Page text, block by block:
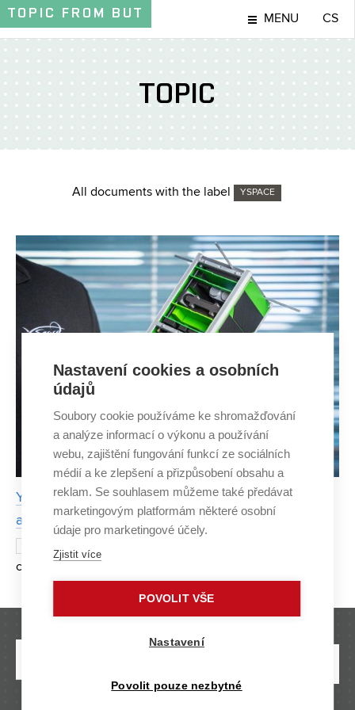
TOPIC FROM BUT MENU CS
TOPIC
All documents with the label YSPACE
YSpace succeeds in prestigious ESA programme
and heads to space
commemorates the beginning of the space era for
humanity and celebrates the remarkable achievements of
experts who have pushed the boundaries of human
Nastavení cookies a osobních
údajů
Soubory cookie používáme ke shromažďování
a analýze informací o výkonu a používání
webu, zajištění fungování funkcí ze sociálních
médií a ke zlepšení a přizpůsobení obsahu a
reklam. Se souhlasem můžeme také předávat
marketingovým platformám některé osobní
údaje pro marketingové účely.
Zjistit více
POVOLIT VŠE
Nastavení
Povolit pouze nezbytné